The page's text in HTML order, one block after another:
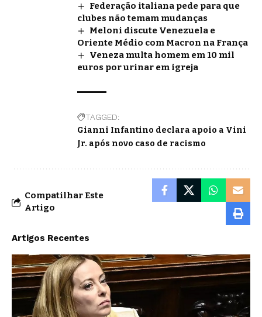
Federação italiana pede para que
clubes não temam mudanças
Meloni discute Venezuela e
Oriente Médio com Macron na França
Veneza multa homem em 10 mil
euros por urinar em igreja
TAGGED:
Gianni Infantino declara apoio a Vini
Jr. após novo caso de racismo
Compatilhar Este
Artigo
Artigos Recentes